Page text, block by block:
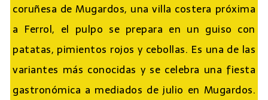
coruñesa de Mugardos, una villa costera próxima
a Ferrol, el pulpo se prepara en un guiso con
patatas, pimientos rojos y cebollas. Es una de las
variantes más conocidas y se celebra una fiesta
gastronómica a mediados de julio en Mugardos.